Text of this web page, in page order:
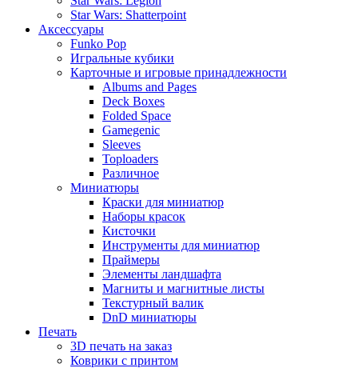
Star Wars: Shatterpoint
Аксессуары
Funko Pop
Игральные кубики
Карточные и игровые принадлежности
Albums and Pages
Deck Boxes
Folded Space
Gamegenic
Sleeves
Toploaders
Различное
Миниатюры
Краски для миниатюр
Наборы красок
Кисточки
Инструменты для миниатюр
Праймеры
Элементы ландшафта
Магниты и магнитные листы
Текстурный валик
DnD миниатюры
Печать
3D печать на заказ
Коврики с принтом